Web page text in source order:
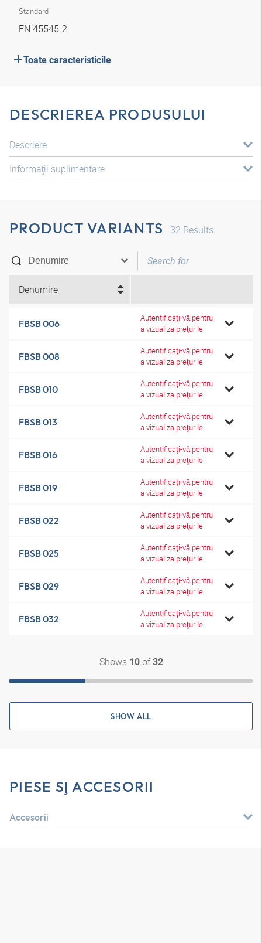
Standard
EN 45545-2
Toate caracteristicile
DESCRIEREA PRODUSULUI
Descriere
Informaţii suplimentare
PRODUCT VARIANTS 32 Results
Denumire
FBSB 006
Autentificaţi-vă pentru
a vizualiza preţurile
FBSB 008
Autentificaţi-vă pentru
a vizualiza preţurile
FBSB 010
Autentificaţi-vă pentru
a vizualiza preţurile
FBSB 013
Autentificaţi-vă pentru
a vizualiza preţurile
FBSB 016
Autentificaţi-vă pentru
a vizualiza preţurile
FBSB 019
Autentificaţi-vă pentru
a vizualiza preţurile
FBSB 022
Autentificaţi-vă pentru
a vizualiza preţurile
FBSB 025
Autentificaţi-vă pentru
a vizualiza preţurile
FBSB 029
Autentificaţi-vă pentru
a vizualiza preţurile
FBSB 032
Autentificaţi-vă pentru
a vizualiza preţurile
Shows 10of32
SHOW ALL
PIESE ŞI ACCESORII
Accesorii